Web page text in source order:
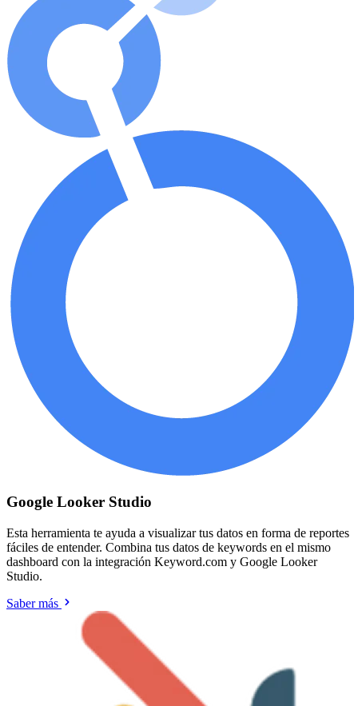
Google Looker Studio
Esta herramienta te ayuda a visualizar tus datos en forma de reportes
fáciles de entender. Combina tus datos de keywords en el mismo
dashboard con la integración Keyword.com y Google Looker
Studio.
Saber más